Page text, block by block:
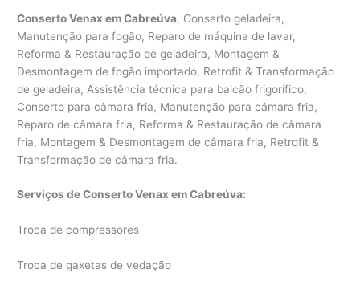
Conserto Venax em Cabreúva, Conserto geladeira,
Manutenção para fogão, Reparo de máquina de lavar,
Reforma & Restauração de geladeira, Montagem &
Desmontagem de fogão importado, Retrofit & Transformação
de geladeira, Assistência técnica para balcão frigorífico,
Conserto para câmara fria, Manutenção para câmara fria,
Reparo de câmara fria, Reforma & Restauração de câmara
fria, Montagem & Desmontagem de câmara fria, Retrofit &
Transformação de câmara fria.
Serviços de Conserto Venax em Cabreúva:
Troca de compressores
Troca de gaxetas de vedação